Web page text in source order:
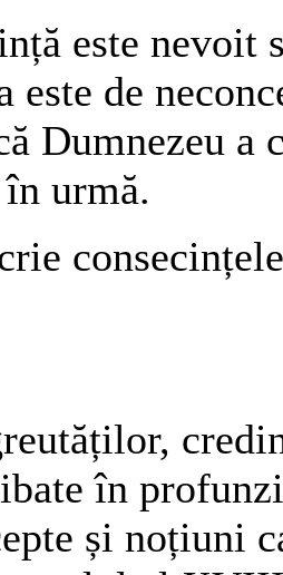
este nevoit
este de
Dumnezeu a
urmă.
în
și noțiuni